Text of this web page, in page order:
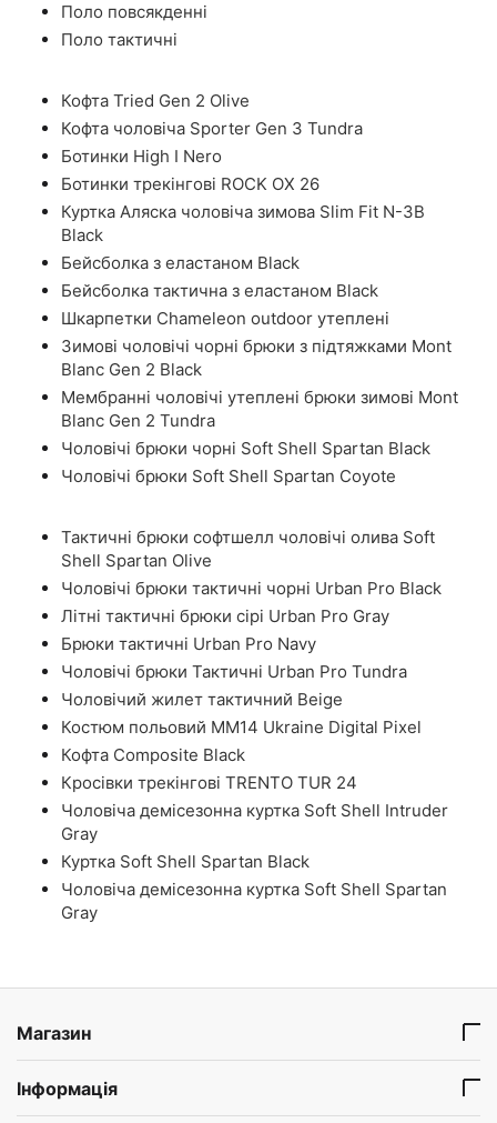
Поло повсякденні
Поло тактичні
Кофта Tried Gen 2 Olive
Кофта чоловіча Sporter Gen 3 Tundra
Ботинки High I Nero
Ботинки трекінгові ROCK OX 26
Куртка Аляска чоловіча зимова Slim Fit N-3B
Black
Бейсболка з еластаном Black
Бейсболка тактична з еластаном Black
Шкарпетки Chameleon outdoor утеплені
Зимові чоловічі чорні брюки з підтяжками Mont
Blanc Gen 2 Black
Мембранні чоловічі утеплені брюки зимові Mont
Blanc Gen 2 Tundra
Чоловічі брюки чорні Soft Shell Spartan Black
Чоловічі брюки Soft Shell Spartan Coyote
Тактичні брюки софтшелл чоловічі олива Soft
Shell Spartan Olive
Чоловічі брюки тактичні чорні Urban Pro Black
Літні тактичні брюки сірі Urban Pro Gray
Брюки тактичні Urban Pro Navy
Чоловічі брюки Тактичні Urban Pro Tundra
Чоловічий жилет тактичний Beige
Костюм польовий ММ14 Ukraine Digital Pixel
Кофта Composite Black
Кросівки трекінгові TRENTO TUR 24
Чоловіча демісезонна куртка Soft Shell Intruder
Gray
Куртка Soft Shell Spartan Black
Чоловіча демісезонна куртка Soft Shell Spartan
Gray
Магазин
Інформація